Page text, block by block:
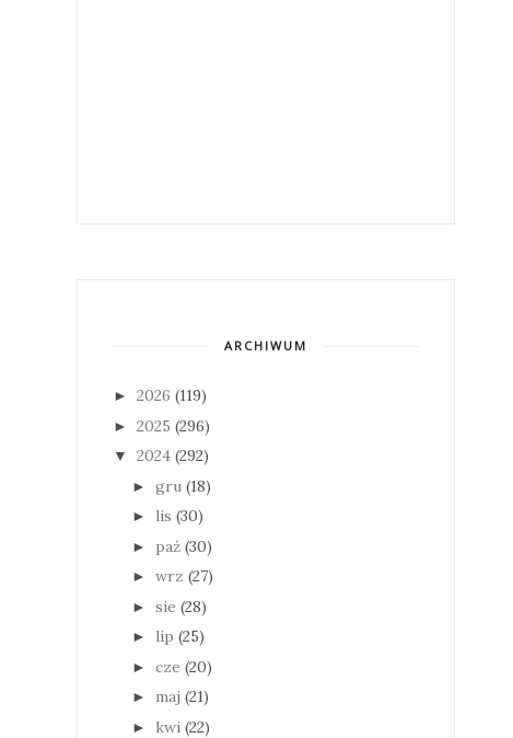
ARCHIWUM
► 2026 (119)
► 2025 (296)
▼ 2024 (292)
► gru (18)
► lis (30)
► paź (30)
► wrz (27)
► sie (28)
► lip (25)
► cze (20)
► maj (21)
► kwi (22)